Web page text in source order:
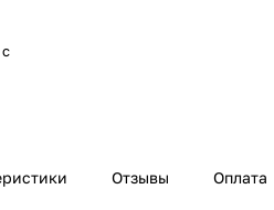
Отзывы Оплата